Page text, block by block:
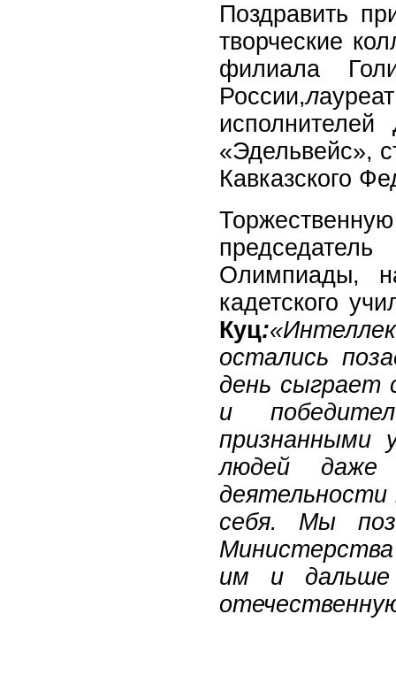
Поздравить
творческие
филиала
России,л
исполнителей
«Эдельвейс»,
Кавказского
председатель
Олимпиады,
кадетского
Куц:
остались
день сыграет
и
признанными
людей даже
деятельности
себя. Мы
им и дальше